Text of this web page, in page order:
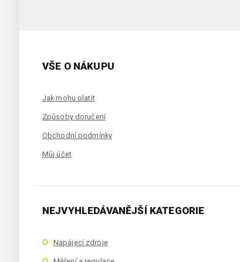
VŠE O NÁKUPU
Jak mohu platit
Způsoby doručení
Obchodní podmínky
Můj účet
NEJVYHLEDÁVANĚJŠÍ KATEGORIE
Napájecí zdroje